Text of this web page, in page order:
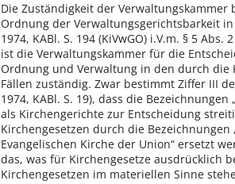
Die Zuständigkeit der
Ordnung der Verwaltungsgerichtsbarkeit
1974, KABl. S. 194 (KiVwGO) i.V.m. § 5
ist die Verwaltungskammer für die
Ordnung und Verwaltung in den durch
Fällen zuständig. Zwar bestimmt Ziffer III
1974, KABl. S. 19), dass die
als Kirchengerichte zur Entscheidung
Kirchengesetzen durch die
Evangelischen Kirche der Union“ ersetzt
das, was für Kirchengesetze ausdrücklich
Kirchengesetzen im materiellen Sinne